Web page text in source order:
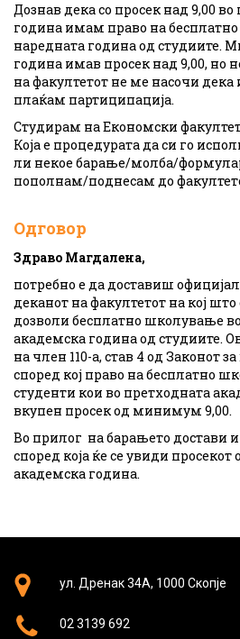
Дознав дека со просек над 9,00
година имам право на
наредната година од студиите.
година имав просек над 9,00, но
на факултетот не ме насочи
плаќам партиципација.
Студирам на Економски
Која е процедурата да си го
ли некое барање/молба/
пополнам/поднесам до
Одговор
Здраво Магдалена,
потребно е да доставиш
деканот на факултетот на кој
дозволи бесплатно школување
академска година од студиите.
на член 110-а, став 4 од Законот
според кој право на бесплатно
студенти кои во претходната
вкупен просек од минимум 9,00.
Во прилог на барањето достави
според која ќе се увиди
академска година.
ул. Дренак 34А, 1000 Скопје
02 3139 692